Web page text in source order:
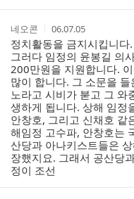
작
성
자
네오콘
작
성
시
간
06.07.05
정치활동을 금지시킵니
그러다 임정의 윤봉길 의
200만원을 지원합니다.
많이 합니다. 그 소문을
노라고 시비가 붇고 그 와
생하게 됩니다. 상해 임정
안창호, 그리고 신채호 같
해임정 고수파, 안창호는
산당과 아나키스트들은
장했지요. 그래서 공산당
정이 조선